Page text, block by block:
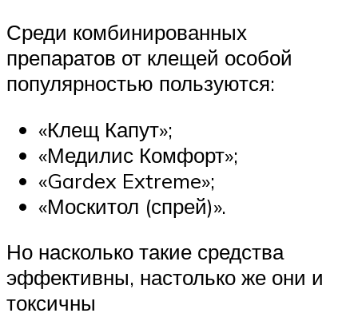
Среди комбинированных
препаратов от клещей особой
популярностью пользуются:
«Клещ Капут»;
«Медилис Комфорт»;
«Gardex Extreme»;
«Москитол (спрей)».
Но насколько такие средства
эффективны, настолько же они и
токсичны